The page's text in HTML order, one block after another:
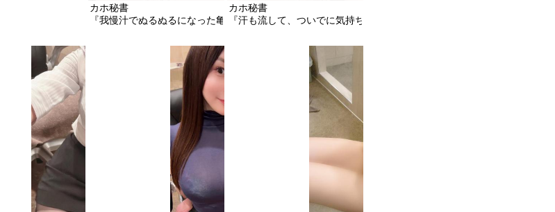
カホ秘書
『我慢汁でぬるぬるになった亀頭を…』
カホ秘書
『汗も流して、ついでに気持ちいいことも…?』